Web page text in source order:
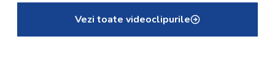
Vezi toate videoclipurile